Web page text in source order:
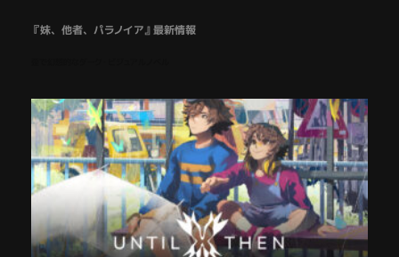
『妹、他者、パラノイア』最新情報